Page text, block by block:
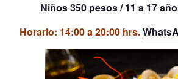
Niños350 pesos /11 a 17
Horario: 14:00 a 20:00 hrs.